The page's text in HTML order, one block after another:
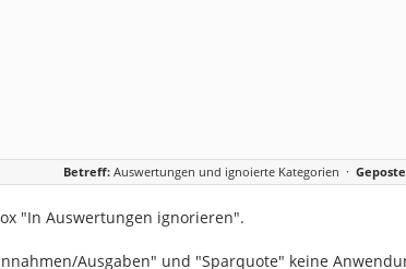
Betreff: Auswertungen und ignoierte Kategorien ·
"In Auswertungen ignorieren".
Ausgaben" und "Sparquote" keine